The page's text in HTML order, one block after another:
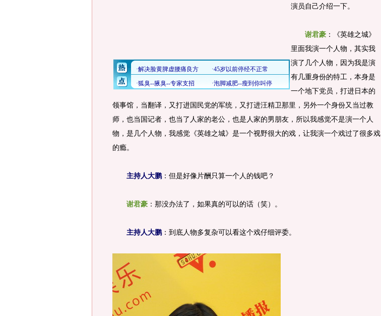
演员自己介绍一下。
谢君豪 ：《英雄之城》
里面我演一个人物，其实我
演了几个人物，因为我是演
有几重身份的特工，本身是
一个地下党员，打进日本的
领事馆，当翻译，又打进国民党的军统，又打进汪精卫那里，另外一个身份又当过教
师，也当国记者，也当了人家的老公，也是人家的男朋友，所以我感觉不是演一个人
物，是几个人物，我感觉《英雄之城》是一个视野很大的戏，让我演一个戏过了很多戏
的瘾。
主持人大鹏：但是好像片酬只算一个人的钱吧？
谢君豪 ：那没办法了，如果真的可以的话（笑）。
主持人大鹏：到底人物多复杂可以看这个戏仔细评委。